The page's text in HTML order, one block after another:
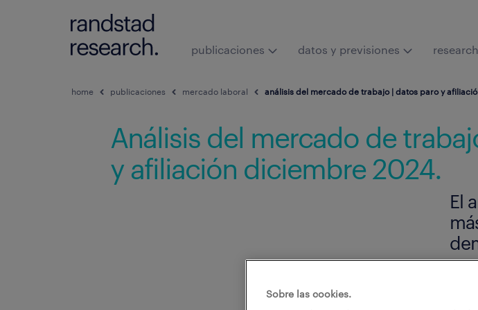
publicaciones datos y previsiones
home publicaciones mercado laboral análisis del mercado de trabajo | datos paro y
Análisis del mercado de
y afiliación diciembre 2024.
El
Sobre las cookies.